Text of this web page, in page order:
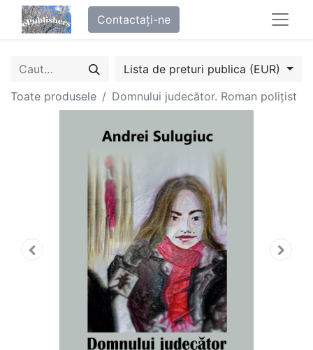
Contactați-ne
Lista de preturi publica (EUR)
Toate produsele
Domnului judecător. Roman polițist